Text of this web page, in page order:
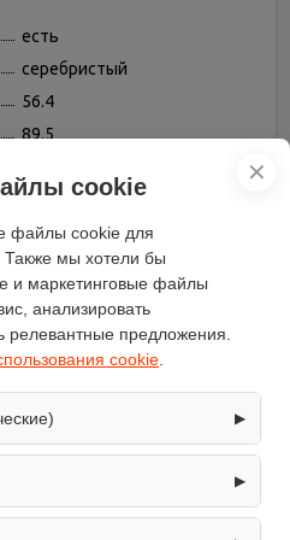
есть
серебристый
56.4
89.5
59.5
есть
поворотные
есть
есть, газовый
110
есть
есть
откидная
независимая
✕
cookie
файлы cookie для
Также мы хотели бы
и маркетинговые файлы
анализировать
релевантные предложения.
cookie
▶
сайта: оформление
кабинет. Без них основные
▶
о посещениях и